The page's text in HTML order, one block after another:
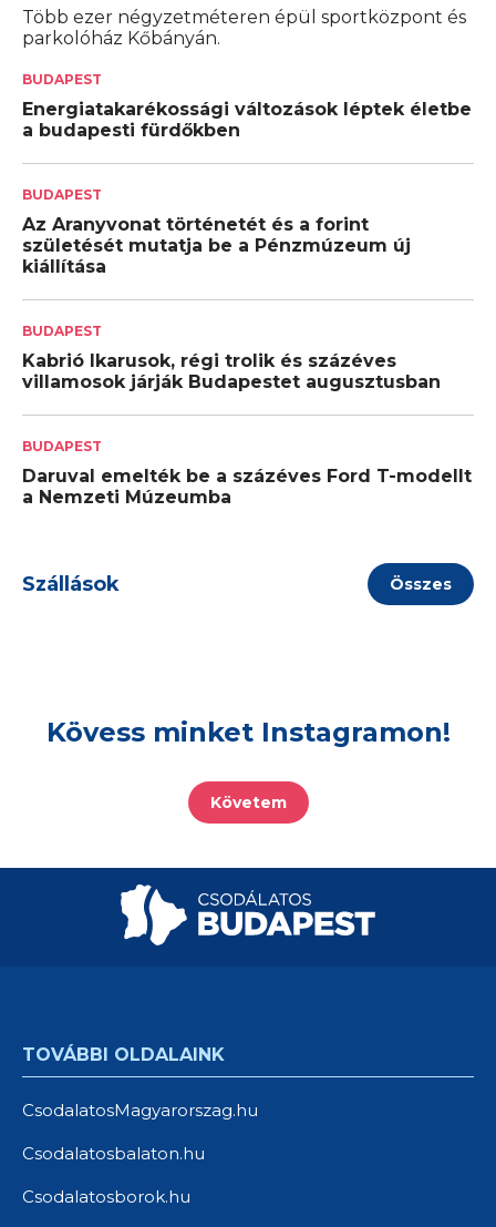
Több ezer négyzetméteren épül sportközpont és
parkolóház Kőbányán.
BUDAPEST
Energiatakarékossági változások léptek életbe
a budapesti fürdőkben
BUDAPEST
Az Aranyvonat történetét és a forint
születését mutatja be a Pénzmúzeum új
kiállítása
BUDAPEST
Kabrió Ikarusok, régi trolik és százéves
villamosok járják Budapestet augusztusban
BUDAPEST
Daruval emelték be a százéves Ford T-modellt
a Nemzeti Múzeumba
Szállások Összes
Kövess minket Instagramon!
Követem
TOVÁBBI OLDALAINK
CsodalatosMagyarorszag.hu
Csodalatosbalaton.hu
Csodalatosborok.hu